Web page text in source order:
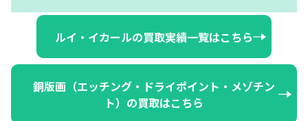
ルイ・イカールの買取実績一覧はこちら
銅版画（エッチング・ドライポイント・メゾチン
ト）の買取はこちら